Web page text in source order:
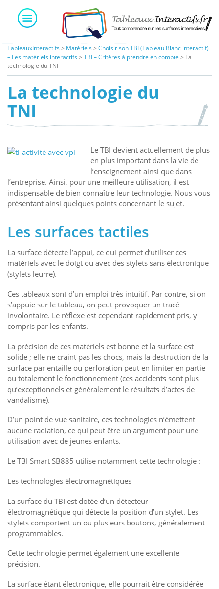
content
TableauxInteractifs > Matériels > Choisir son TBI (Tableau Blanc interactif)
– Les matériels interactifs > TBI – Critères à prendre en compte > La
technologie du TNI
La technologie du
TNI
Le TBI devient actuellement de plus
en plus important dans la vie de
l’enseignement ainsi que dans
l’entreprise. Ainsi, pour une meilleure utilisation, il est
indispensable de bien connaître leur technologie. Nous vous
présentant ainsi quelques points concernant le sujet.
Les surfaces tactiles
La surface détecte l’appui, ce qui permet d’utiliser ces
matériels avec le doigt ou avec des stylets sans électronique
(stylets leurre).
Ces tableaux sont d’un emploi très intuitif. Par contre, si on
s’appuie sur le tableau, on peut provoquer un tracé
involontaire. Le réflexe est cependant rapidement pris, y
compris par les enfants.
La précision de ces matériels est bonne et la surface est
solide ; elle ne craint pas les chocs, mais la destruction de la
surface par entaille ou perforation peut en limiter en partie
ou totalement le fonctionnement (ces accidents sont plus
qu’exceptionnels et généralement le résultats d’actes de
vandalisme).
D’un point de vue sanitaire, ces technologies n’émettent
aucune radiation, ce qui peut être un argument pour une
utilisation avec de jeunes enfants.
Le TBI Smart SB885 utilise notamment cette technologie :
Les technologies électromagnétiques
La surface du TBI est dotée d’un détecteur
électromagnétique qui détecte la position d’un stylet. Les
stylets comportent un ou plusieurs boutons, généralement
programmables.
Cette technologie permet également une excellente
précision.
La surface étant électronique, elle pourrait être considérée